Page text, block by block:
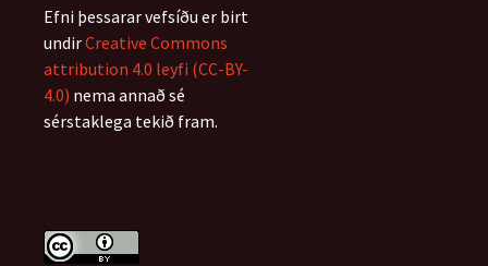
Efni þessarar vefsíðu er birt
undirCreative Commons
attribution 4.0 leyfi (CC-BY-
4.0) nema annað sé
sérstaklega tekið fram.